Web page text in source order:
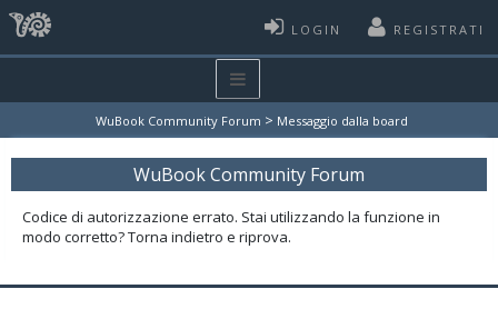
LOGIN REGISTRATI
WuBook Community Forum > Messaggio dalla board
WuBook Community Forum
Codice di autorizzazione errato. Stai utilizzando la funzione in
modo corretto? Torna indietro e riprova.